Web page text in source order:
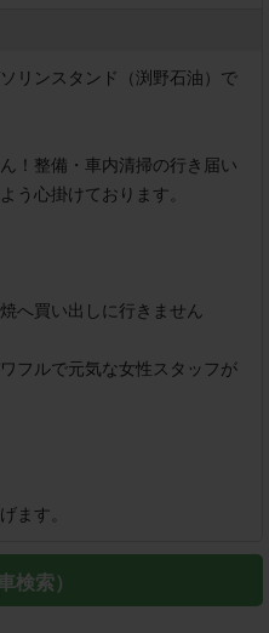
リンスタンド（渕野石油）で
！整備・車内清掃の行き届い
う心掛けております。
へ買い出しに行きません
フルで元気な女性スタッフが
ます。
検索）